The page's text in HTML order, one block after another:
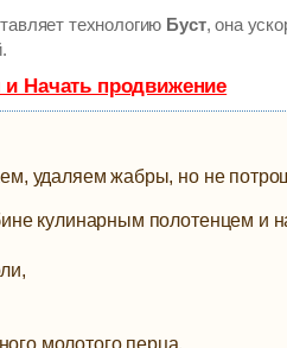
технологию Буст, она
и Начать продвижение
удаляем жабры, но не
кулинарным полотенцем и
молотого перца.